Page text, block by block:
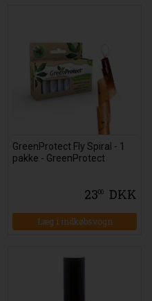
GreenProtect Fly Spiral - 1
pakke - GreenProtect
2300 DKK